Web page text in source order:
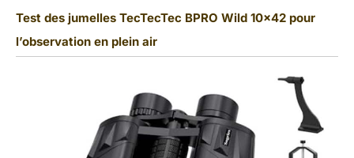
Test des jumelles TecTecTec BPRO Wild 10×42 pour
l’observation en plein air